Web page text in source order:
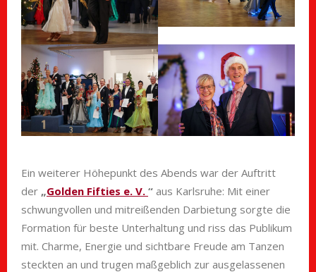
Ein weiterer Höhepunkt des Abends war der Auftritt
der „Golden Fifties e. V. “ aus Karlsruhe: Mit einer
schwungvollen und mitreißenden Darbietung sorgte die
Formation für beste Unterhaltung und riss das Publikum
mit. Charme, Energie und sichtbare Freude am Tanzen
steckten an und trugen maßgeblich zur ausgelassenen